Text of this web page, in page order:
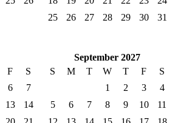
25
26 27 28 29 30 31
F
S
6
7
13
14
September 2027
S
M T W T F
S
1
2 3
4
5
6 7 8 9 10
11